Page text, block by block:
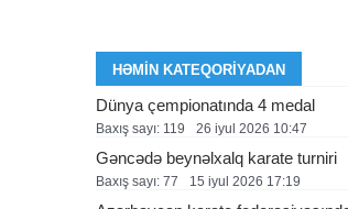
HƏMIN KATEQORIYADAN
Dünya çempionatında 4 medal
Baxış sayı: 119 26 i̇yul 2026 10:47
Gəncədə beynəlxalq karate turniri
Baxış sayı: 77 15 i̇yul 2026 17:19